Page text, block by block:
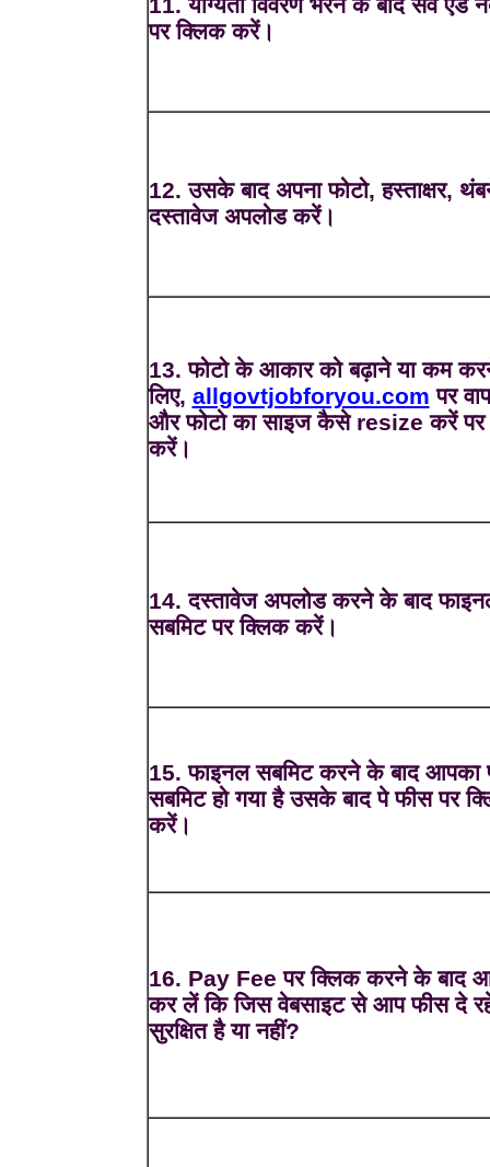
11. योग्यता विवरण भरने के बाद सेव एंड
पर क्लिक करें।
12. उसके बाद अपना फोटो, हस्ताक्षर,
दस्तावेज अपलोड करें।
13. फोटो के आकार को बढ़ाने या कम
लिए, allgovtjobforyou.com पर
और फोटो का साइज कैसे resize करें पर
करें।
14. दस्तावेज अपलोड करने के बाद
सबमिट पर क्लिक करें।
15. फाइनल सबमिट करने के बाद आपका
सबमिट हो गया है उसके बाद पे फीस पर
करें।
16. Pay Fee पर क्लिक करने के बाद
कर लें कि जिस वेबसाइट से आप फीस दे
सुरक्षित है या नहीं?